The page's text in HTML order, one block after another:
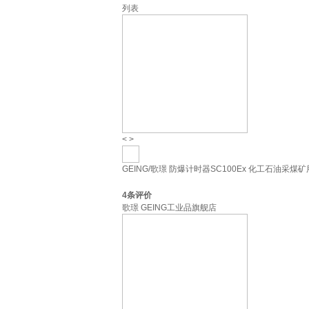
列表
< >
GEING/歌璟 防爆计时器SC100Ex 化工石油采煤
4条评价
歌璟 GEING工业品旗舰店